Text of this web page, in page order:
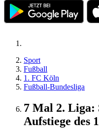
Sport
Fußball
1. FC Köln
Fußball-Bundesliga
7 Mal 2. Liga:
Aufstiege des